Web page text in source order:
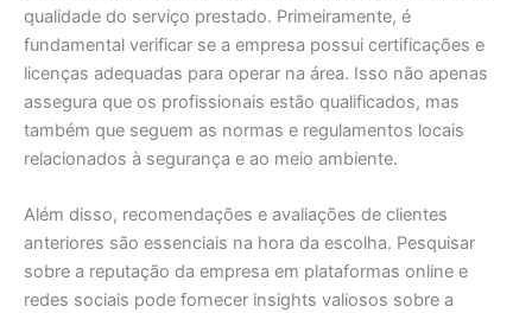
qualidade do serviço prestado. Primeiramente, é
fundamental verificar se a empresa possui certificações e
licenças adequadas para operar na área. Isso não apenas
assegura que os profissionais estão qualificados, mas
também que seguem as normas e regulamentos locais
relacionados à segurança e ao meio ambiente.
Além disso, recomendações e avaliações de clientes
anteriores são essenciais na hora da escolha. Pesquisar
sobre a reputação da empresa em plataformas online e
redes sociais pode fornecer insights valiosos sobre a